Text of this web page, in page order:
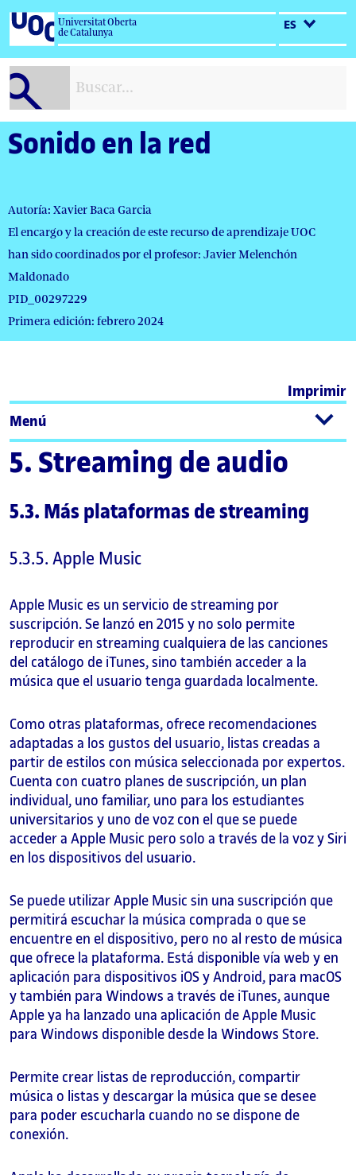
Salta
contenido
Universitat Oberta
de Catalunya
ES
Sonido en la red
Autoría: Xavier Baca Garcia
El encargo y la creación de este recurso de aprendizaje UOC
han sido coordinados por el profesor: Javier Melenchón
Maldonado
PID_00297229
Primera edición: febrero 2024
Imprimir
Menú
5. Streaming de audio
5.3. Más plataformas de streaming
5.3.5. Apple Music
Apple Music es un servicio de streaming por
suscripción. Se lanzó en 2015 y no solo permite
reproducir en streaming cualquiera de las canciones
del catálogo de iTunes, sino también acceder a la
música que el usuario tenga guardada localmente.
Como otras plataformas, ofrece recomendaciones
adaptadas a los gustos del usuario, listas creadas a
partir de estilos con música seleccionada por expertos.
Cuenta con cuatro planes de suscripción, un plan
individual, uno familiar, uno para los estudiantes
universitarios y uno de voz con el que se puede
acceder a Apple Music pero solo a través de la voz y Siri
en los dispositivos del usuario.
Se puede utilizar Apple Music sin una suscripción que
permitirá escuchar la música comprada o que se
encuentre en el dispositivo, pero no al resto de música
que ofrece la plataforma. Está disponible vía web y en
aplicación para dispositivos iOS y Android, para macOS
y también para Windows a través de iTunes, aunque
Apple ya ha lanzado una aplicación de Apple Music
para Windows disponible desde la Windows Store.
Permite crear listas de reproducción, compartir
música o listas y descargar la música que se desee
para poder escucharla cuando no se dispone de
conexión.